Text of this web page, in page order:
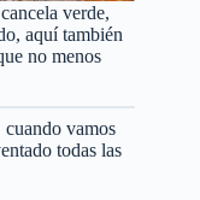
verde,
aquí también
no menos
vamos
todas las